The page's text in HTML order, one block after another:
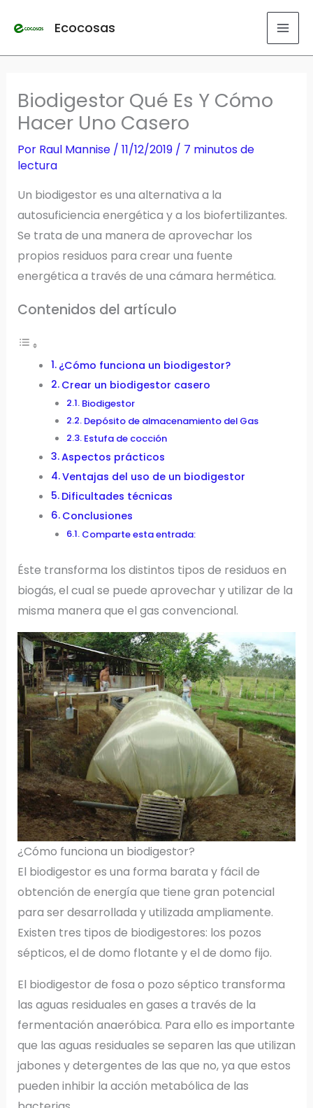
Ecocosas
Biodigestor Qué Es Y Cómo
Hacer Uno Casero
Por Raul Mannise / 11/12/2019 / 7 minutos de
lectura
Un biodigestor es una alternativa a la
autosuficiencia energética y a los biofertilizantes.
Se trata de una manera de aprovechar los
propios residuos para crear una fuente
energética a través de una cámara hermética.
Contenidos del artículo
¿Cómo funciona un biodigestor?
Crear un biodigestor casero
Biodigestor
Depósito de almacenamiento del Gas
Estufa de cocción
Aspectos prácticos
Ventajas del uso de un biodigestor
Dificultades técnicas
Conclusiones
Comparte esta entrada:
Éste transforma los distintos tipos de residuos en
biogás, el cual se puede aprovechar y utilizar de la
misma manera que el gas convencional.
¿Cómo funciona un biodigestor?
El biodigestor es una forma barata y fácil de
obtención de energía que tiene gran potencial
para ser desarrollada y utilizada ampliamente.
Existen tres tipos de biodigestores: los pozos
sépticos, el de domo flotante y el de domo fijo.
El biodigestor de fosa o pozo séptico transforma
las aguas residuales en gases a través de la
fermentación anaeróbica. Para ello es importante
que las aguas residuales se separen las que utilizan
jabones y detergentes de las que no, ya que estos
pueden inhibir la acción metabólica de las